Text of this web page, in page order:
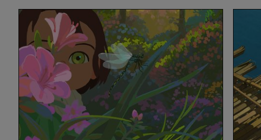
Little
Amélie
Maïlys
Vallade
&
Liane-
Cho
Han
(6+)
Turtle
-
Michael
Dudok
de
Wit
(8+)